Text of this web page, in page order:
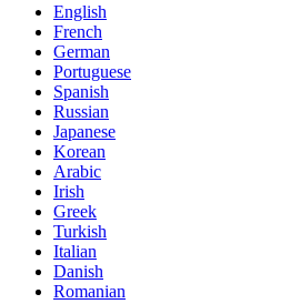
English
French
German
Portuguese
Spanish
Russian
Japanese
Korean
Arabic
Irish
Greek
Turkish
Italian
Danish
Romanian